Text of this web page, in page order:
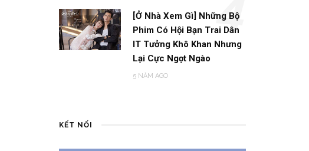
[Ở Nhà Xem Gì] Những Bộ
Phim Có Hội Bạn Trai Dân
IT Tưởng Khô Khan Nhưng
Lại Cực Ngọt Ngào
5 NĂM AGO
4
KẾT NỐI